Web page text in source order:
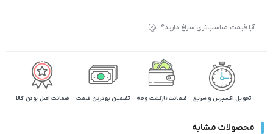
آیا قیمت مناسب‌تری سراغ دارید؟
تحویل اکسپرس و سریع ضمانت بازگشت وجه تضمین بهترین قیمت ضمانت اصل بودن کالا
محصولات مشابه